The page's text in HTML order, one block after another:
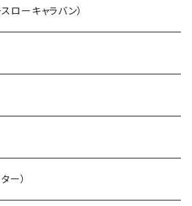
ーキャラバン）
ー）